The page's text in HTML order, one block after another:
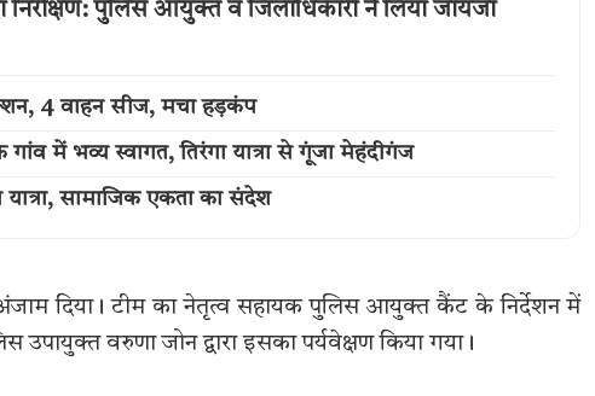
निरीक्षण: पुलिस आयुक्त व जिलाधिकारी ने लिया जायजा
4 वाहन सीज, मचा हड़कंप
में भव्य स्वागत, तिरंगा यात्रा से गूंजा मेहंदीगंज
सामाजिक एकता का संदेश
दिया। टीम का नेतृत्व सहायक पुलिस आयुक्त कैंट के निर्देशन में
वरुणा जोन द्वारा इसका पर्यवेक्षण किया गया।